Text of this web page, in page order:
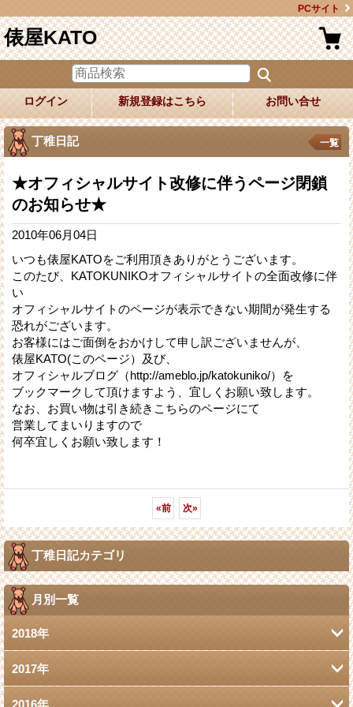
PCサイト
俵屋KATO
ログイン 新規登録はこちら お問い合せ
丁稚日記 一覧
★オフィシャルサイト改修に伴うページ閉鎖
のお知らせ★
2010年06月04日
いつも俵屋KATOをご利用頂きありがとうございます。
このたび、KATOKUNIKOオフィシャルサイトの全面改修に伴
い
オフィシャルサイトのページが表示できない期間が発生する
恐れがございます。
お客様にはご面倒をおかけして申し訳ございませんが、
俵屋KATO(このページ）及び、
オフィシャルブログ（http://ameblo.jp/katokuniko/）を
ブックマークして頂けますよう、宜しくお願い致します。
なお、お買い物は引き続きこちらのページにて
営業してまいりますので
何卒宜しくお願い致します！
«前 次»
丁稚日記カテゴリ
月別一覧
2018年
5月 (2)
2017年
2016年